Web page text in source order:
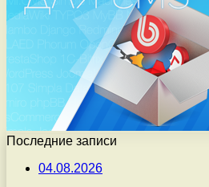
Последние записи
04.08.2026